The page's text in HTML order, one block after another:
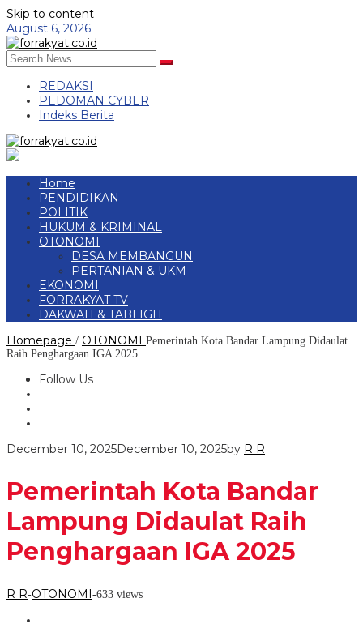
Skip to content
August 6, 2026
REDAKSI
PEDOMAN CYBER
Indeks Berita
Home
PENDIDIKAN
POLITIK
HUKUM & KRIMINAL
OTONOMI
DESA MEMBANGUN
PERTANIAN & UKM
EKONOMI
FORRAKYAT TV
DAKWAH & TABLIGH
Homepage / OTONOMI Pemerintah Kota Bandar Lampung Didaulat
Raih Penghargaan IGA 2025
Follow Us
December 10, 2025December 10, 2025by R R
Pemerintah Kota Bandar
Lampung Didaulat Raih
Penghargaan IGA 2025
R R-OTONOMI-633 views